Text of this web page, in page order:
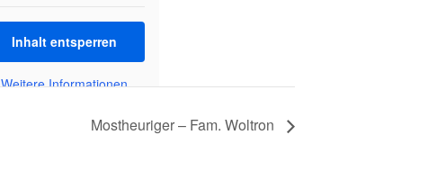
Inhalt entsperren
Weitere Informationen
Mostheuriger – Fam. Woltron